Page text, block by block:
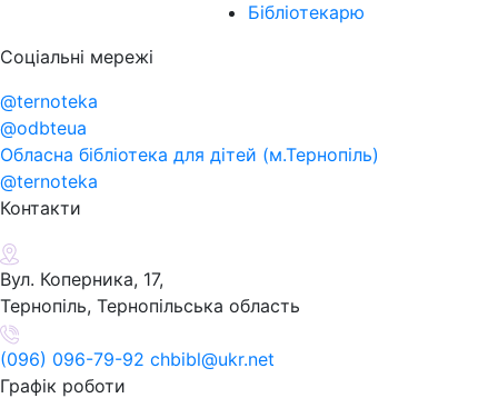
Бібліотекарю
Соціальні мережі
@ternoteka
@odbteua
Обласна бібліотека для дітей (м.Тернопіль)
@ternoteka
Контакти
Вул. Коперника, 17,
Тернопіль, Тернопільська область
(096) 096-79-92 chbibl@ukr.net
Графік роботи